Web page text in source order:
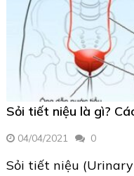
Sỏi tiết niệu là gì?
04/04/2021 0
Sỏi tiết niệu